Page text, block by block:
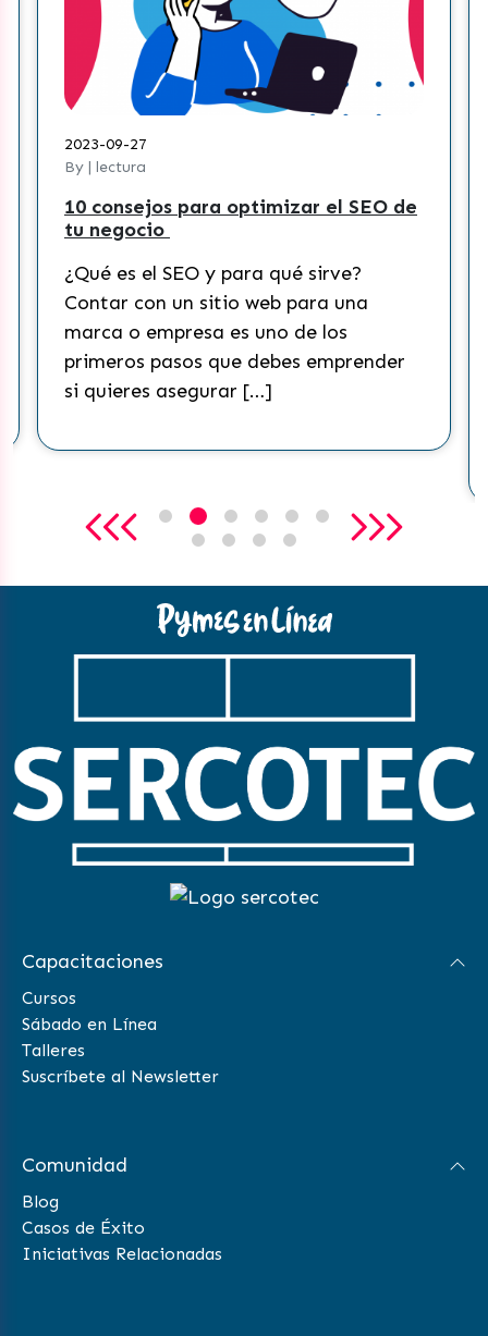
2023-09-27
By | lectura
10 consejos para optimizar el SEO de
tu negocio
¿Qué es el SEO y para qué sirve?
Contar con un sitio web para una
marca o empresa es uno de los
primeros pasos que debes emprender
si quieres asegurar […]
Capacitaciones
Cursos
Sábado en Línea
Talleres
Suscríbete al Newsletter
Comunidad
Blog
Casos de Éxito
Iniciativas Relacionadas